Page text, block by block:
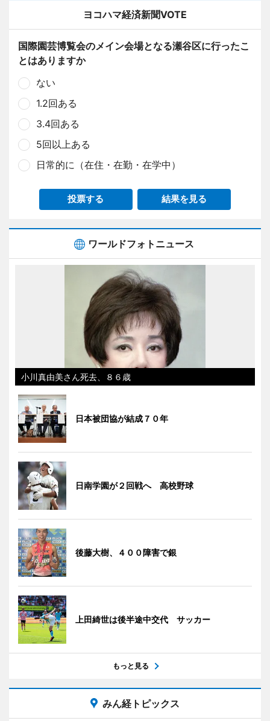
ヨコハマ経済新聞VOTE
国際園芸博覧会のメイン会場となる瀬谷区に行ったこ
とはありますか
ない
1.2回ある
3.4回ある
5回以上ある
日常的に（在住・在勤・在学中）
投票する 結果を見る
ワールドフォトニュース
小川真由美さん死去、８６歳
日本被団協が結成７０年
日南学園が２回戦へ 高校野球
後藤大樹、４００障害で銀
上田綺世は後半途中交代 サッカー
もっと見る
みん経トピックス